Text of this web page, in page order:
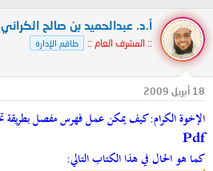
د
ئ
ا
ل
م
و
و
ع
ر
ي
خ
ل
ء
أ.د. عبدالحميد بن صالح الكراني
:: المشرف العام :: طاقم الإدارة
18 أبريل 2009
Pdf
كما هو الحال في هذا الكتاب التالي: